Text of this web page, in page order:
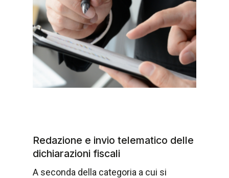
Redazione e invio telematico delle
dichiarazioni fiscali
A seconda della categoria a cui si